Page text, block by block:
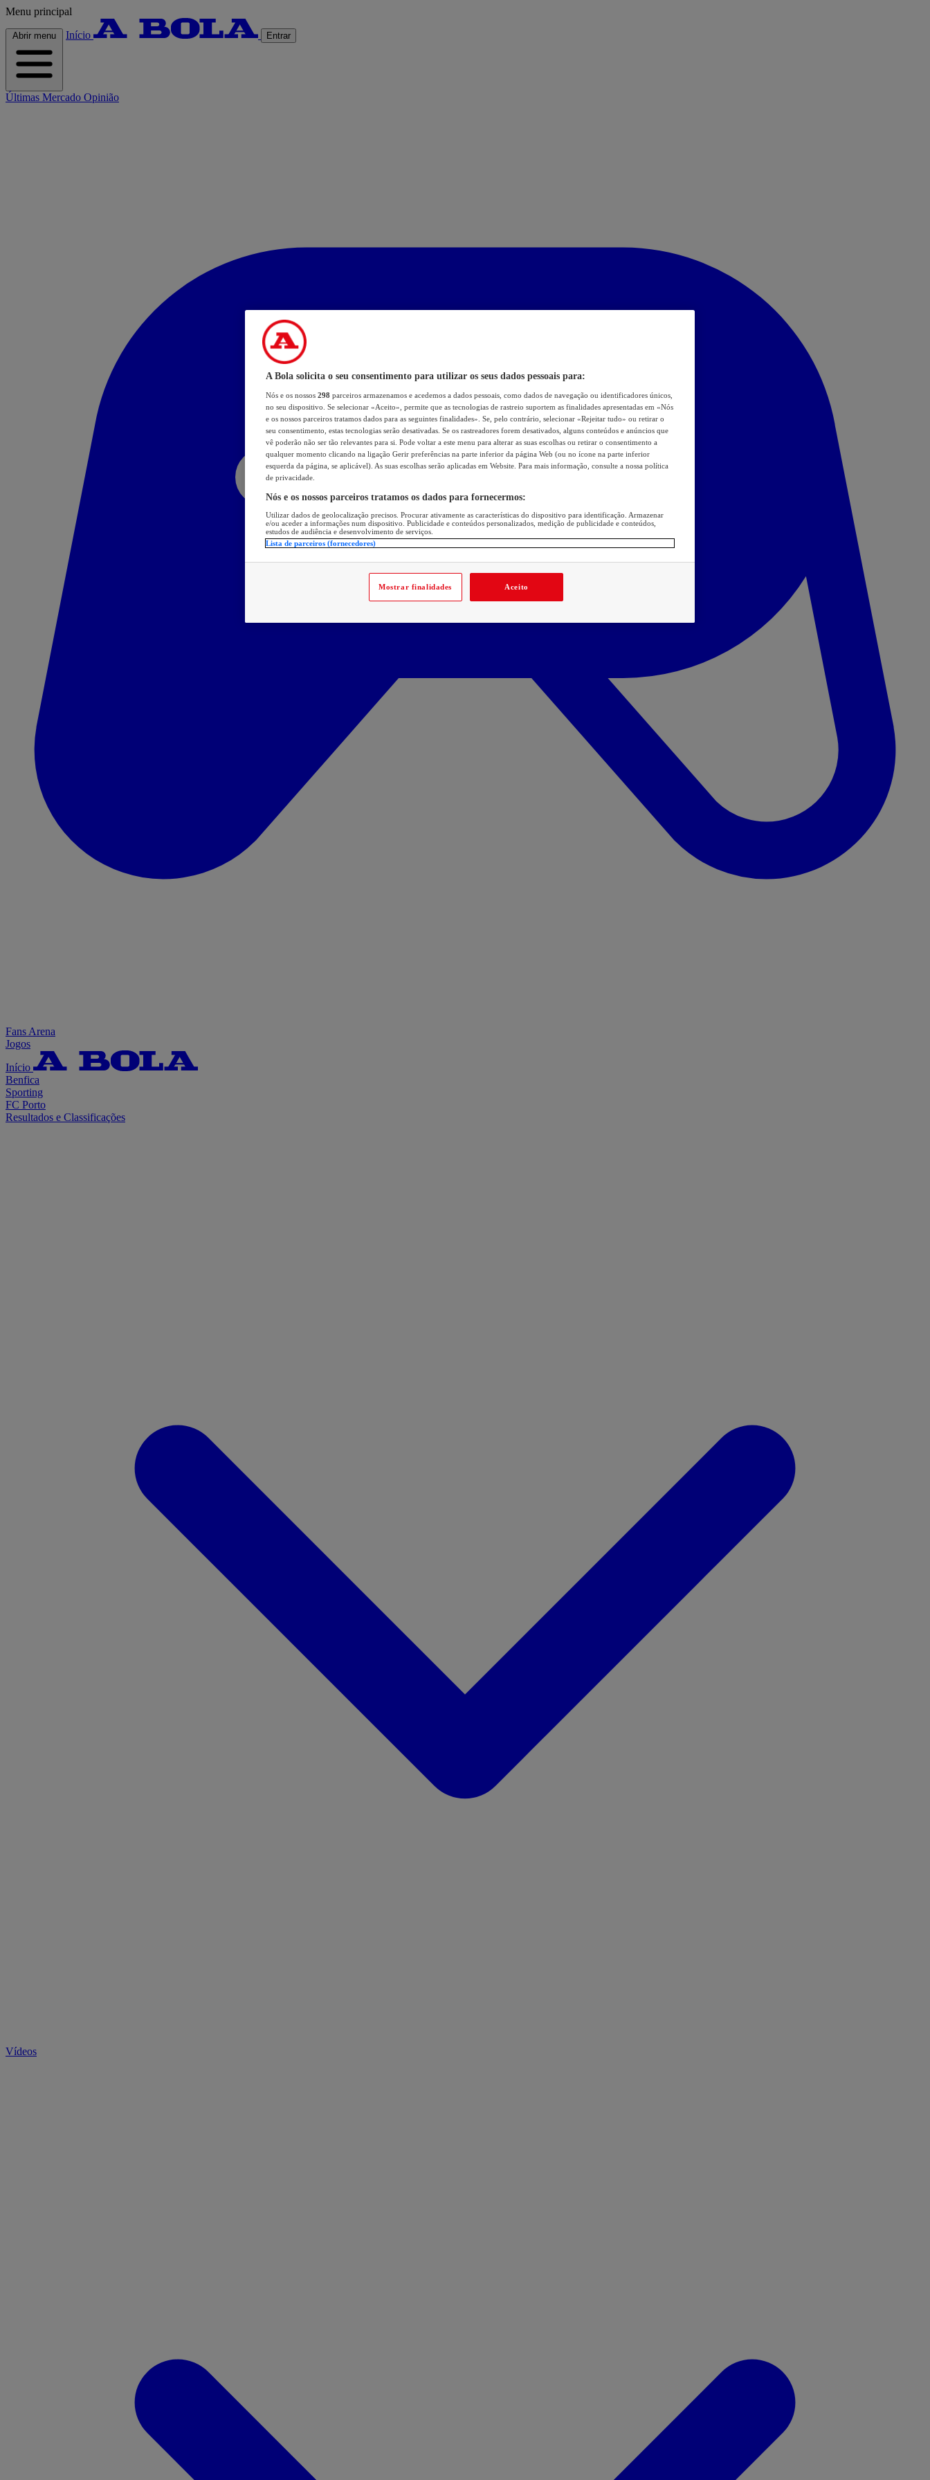
Menu principal
Abrir menu Início Entrar
Últimas Mercado Opinião
Fans Arena
Jogos
Início
Benfica
Sporting
FC Porto
Resultados e Classificações
Vídeos
A Bola solicita o seu consentimento para utilizar os seus dados pessoais para:
Nós e os nossos 298 parceiros armazenamos e acedemos a dados pessoais, como dados de navegação ou identificadores únicos,
no seu dispositivo. Se selecionar «Aceito», permite que as tecnologias de rastreio suportem as finalidades apresentadas em «Nós
e os nossos parceiros tratamos dados para as seguintes finalidades». Se, pelo contrário, selecionar «Rejeitar tudo» ou retirar o
seu consentimento, estas tecnologias serão desativadas. Se os rastreadores forem desativados, alguns conteúdos e anúncios que
vê poderão não ser tão relevantes para si. Pode voltar a este menu para alterar as suas escolhas ou retirar o consentimento a
qualquer momento clicando na ligação Gerir preferências na parte inferior da página Web (ou no ícone na parte inferior
esquerda da página, se aplicável). As suas escolhas serão aplicadas em Website. Para mais informação, consulte a nossa política
de privacidade.
Nós e os nossos parceiros tratamos os dados para fornecermos:
Utilizar dados de geolocalização precisos. Procurar ativamente as características do dispositivo para identificação. Armazenar
e/ou aceder a informações num dispositivo. Publicidade e conteúdos personalizados, medição de publicidade e conteúdos,
estudos de audiência e desenvolvimento de serviços.
Lista de parceiros (fornecedores)
Mostrar finalidades Aceito